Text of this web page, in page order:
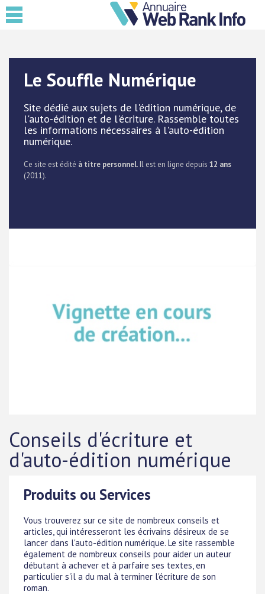
Le Souffle Numérique
Site dédié aux sujets de l'édition numérique, de
l'auto-édition et de l'écriture. Rassemble toutes
les informations nécessaires à l'auto-édition
numérique.
Ce site est édité à titre personnel. Il est en ligne depuis 12 ans
(2011).
Conseils d'écriture et
d'auto-édition numérique
Produits ou Services
Vous trouverez sur ce site de nombreux conseils et
articles, qui intéresseront les écrivains désireux de se
lancer dans l'auto-édition numérique. Le site rassemble
également de nombreux conseils pour aider un auteur
débutant à achever et à parfaire ses textes, en
particulier s'il a du mal à terminer l'écriture de son
roman.